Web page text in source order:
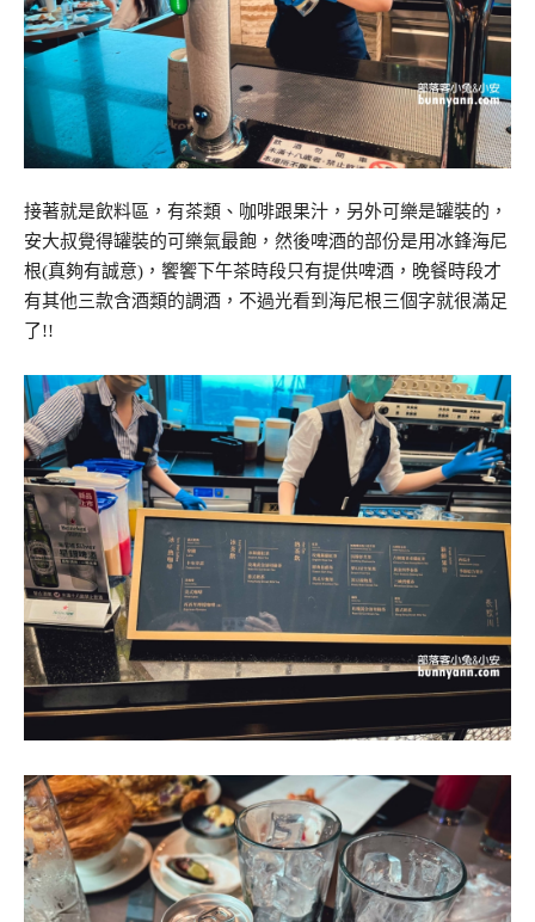
接著就是飲料區，有茶類、咖啡跟果汁，另外可樂是罐裝的，
安大叔覺得罐裝的可樂氣最飽，然後啤酒的部份是用冰鋒海尼
根(真夠有誠意)，饗饗下午茶時段只有提供啤酒，晚餐時段才
有其他三款含酒類的調酒，不過光看到海尼根三個字就很滿足
了!!